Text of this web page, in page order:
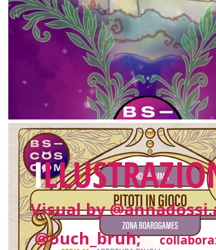
I
Visual by
@ouch_bruh;in